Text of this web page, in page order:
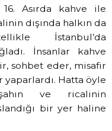
16. Asırda kahve ile
dışında halkın da
İstanbul’da
İnsanlar kahve
sohbet eder, misafir
Hatta öyle
ve ricalinin
bir yer haline